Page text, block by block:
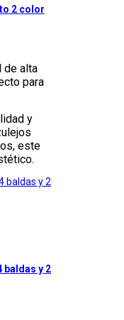
2 color
de alta
para
y
este
baldas y 2